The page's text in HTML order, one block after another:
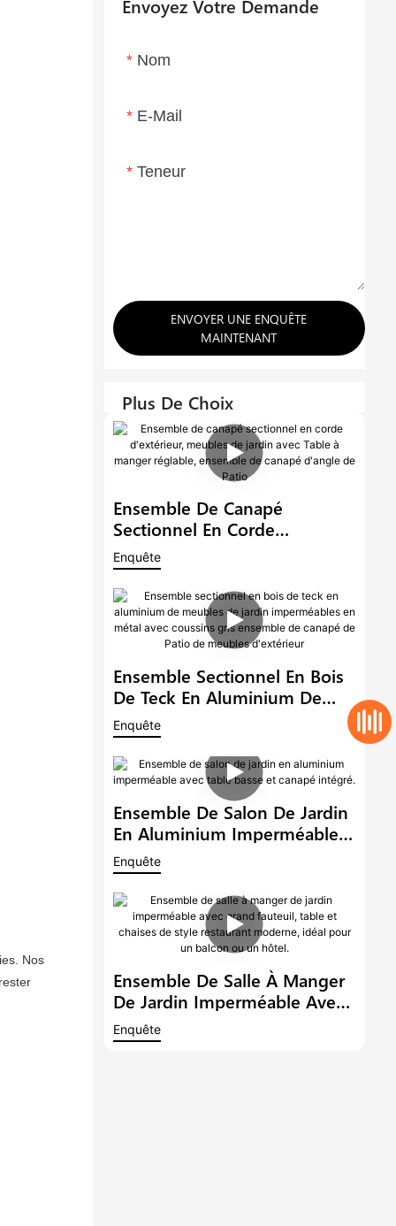
Nom
E-Mail
Teneur
ENVOYER UNE ENQUÊTE
MAINTENANT
Plus De Choix
Ensemble De Canapé
Sectionnel En Corde
D'extérieur, Meubles De
Jardin Avec Table À Manger
Réglable, Ensemble De
Canapé D'angle De Patio
Enquête
Ensemble Sectionnel En Bois
De Teck En Aluminium De
Meubles De Jardin
Imperméables En Métal Avec
Coussins Gris Ensemble De
Canapé De Patio De Meubles
D'extérieur
Enquête
Ensemble De Salon De Jardin
En Aluminium Imperméable
Avec Table Basse Et Canapé
Intégré.
Enquête
Ensemble De Salle À Manger
De Jardin Imperméable Avec
Grand Fauteuil, Table Et
Chaises De Style Restaurant
Enquête
Nos